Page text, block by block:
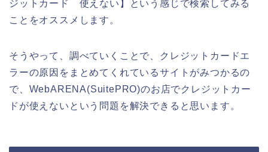
ジットカード 使えない】という感じで検索してみる
ことをオススメします。
そうやって、調べていくことで、クレジットカードエ
ラーの原因をまとめてくれているサイトがみつかるの
で、WebARENA(SuitePRO)のお店でクレジットカー
ドが使えないという問題を解決できると思います。